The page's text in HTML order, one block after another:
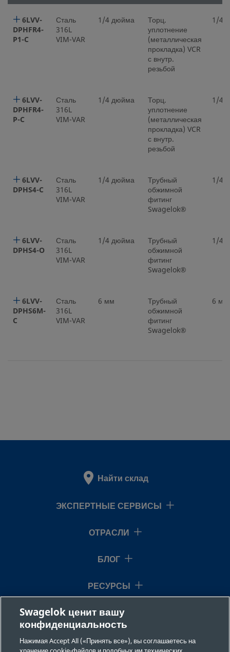
6LVV-
DPHFR4-
P1-C
Сталь
316L
VIM-VAR
1/4 дюйма
Торц.
уплотнение
(металлическая
прокладка) VCR
с внутр.
резьбой
1/4
6LVV-
DPHFR4-
P-C
Сталь
316L
VIM-VAR
1/4 дюйма
Торц.
уплотнение
(металлическая
прокладка) VCR
с внутр.
резьбой
1/4
6LVV-
DPHS4-C
Сталь
316L
VIM-VAR
1/4 дюйма
Трубный
обжимной
фитинг
Swagelok®
1/4
6LVV-
DPHS4-O
Сталь
316L
VIM-VAR
1/4 дюйма
Трубный
обжимной
фитинг
Swagelok®
1/4
6LVV-
DPHS6M-
C
Сталь
316L
VIM-VAR
6 мм
Трубный
обжимной
фитинг
Swagelok®
6 мм
Найти склад
ЭКСПЕРТНЫЕ СЕРВИСЫ
ОТРАСЛИ
БЛОГ
РЕСУРСЫ
О НАС
Swagelok ценит вашу
конфиденциальность
Нажимая Accept All («Принять все»), вы соглашаетесь на